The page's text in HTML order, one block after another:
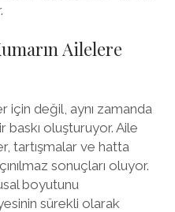
Ailelere
için değil, aynı zamanda
baskı oluşturuyor. Aile
tartışmalar ve hatta
sonuçları oluyor.
boyutunu
sürekli olarak